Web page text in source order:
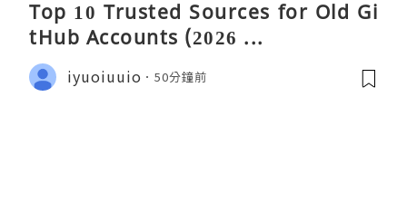
Top 10 Trusted Sources for Old Gi
tHub Accounts (2026 ...
iyuoiuuio 50分鐘前